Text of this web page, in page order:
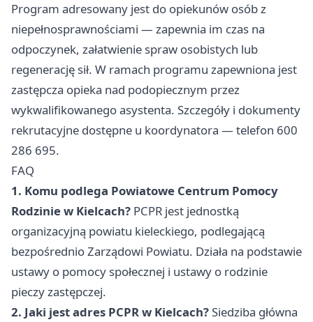
Program adresowany jest do opiekunów osób z
niepełnosprawnościami — zapewnia im czas na
odpoczynek, załatwienie spraw osobistych lub
regenerację sił. W ramach programu zapewniona jest
zastępcza opieka nad podopiecznym przez
wykwalifikowanego asystenta. Szczegóły i dokumenty
rekrutacyjne dostępne u koordynatora — telefon 600
286 695.
FAQ
1. Komu podlega Powiatowe Centrum Pomocy
Rodzinie w Kielcach? PCPR jest jednostką
organizacyjną powiatu kieleckiego, podlegającą
bezpośrednio Zarządowi Powiatu. Działa na podstawie
ustawy o pomocy społecznej i ustawy o rodzinie
pieczy zastępczej.
2. Jaki jest adres PCPR w Kielcach?Siedziba główna